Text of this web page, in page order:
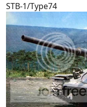
STB-1/Type74